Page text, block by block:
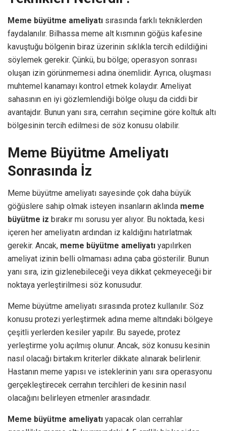
Meme büyütme ameliyatı sırasında farklı tekniklerden
faydalanılır. Bilhassa meme alt kısmının göğüs kafesine
kavuştuğu bölgenin biraz üzerinin sıklıkla tercih edildiğini
söylemek gerekir. Çünkü, bu bölge; operasyon sonrası
oluşan izin görünmemesi adına önemlidir. Ayrıca, oluşması
muhtemel kanamayı kontrol etmek kolaydır. Ameliyat
sahasının en iyi gözlemlendiği bölge oluşu da ciddi bir
avantajdır. Bunun yanı sıra, cerrahın seçimine göre koltuk altı
bölgesinin tercih edilmesi de söz konusu olabilir.
Meme Büyütme Ameliyatı
Sonrasında İz
Meme büyütme ameliyatı sayesinde çok daha büyük
göğüslere sahip olmak isteyen insanların aklında meme
büyütme iz bırakır mı sorusu yer alıyor. Bu noktada, kesi
içeren her ameliyatın ardından iz kaldığını hatırlatmak
gerekir. Ancak, meme büyütme ameliyatı yapılırken
ameliyat izinin belli olmaması adına çaba gösterilir. Bunun
yanı sıra, izin gizlenebileceği veya dikkat çekmeyeceği bir
noktaya yerleştirilmesi söz konusudur.
Meme büyütme ameliyatı sırasında protez kullanılır. Söz
konusu protezi yerleştirmek adına meme altındaki bölgeye
çeşitli yerlerden kesiler yapılır. Bu sayede, protez
yerleştirme yolu açılmış olunur. Ancak, söz konusu kesinin
nasıl olacağı birtakım kriterler dikkate alınarak belirlenir.
Hastanın meme yapısı ve isteklerinin yanı sıra operasyonu
gerçekleştirecek cerrahın tercihleri de kesinin nasıl
olacağını belirleyen etmenler arasındadır.
Meme büyütme ameliyatı yapacak olan cerrahlar